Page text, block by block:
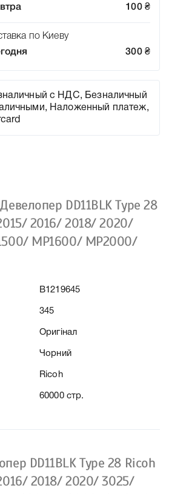
100 ₴
по Киеву
300 ₴
с НДС, Безналичный
Наложенный платеж,
Девелопер DD11BLK Type 28
2016/ 2018/ 2020/
MP1600/ MP2000/
B1219645
345
Оригінал
Чорний
Ricoh
60000 стр.
DD11BLK Type 28 Ricoh
2018/ 2020/ 3025/